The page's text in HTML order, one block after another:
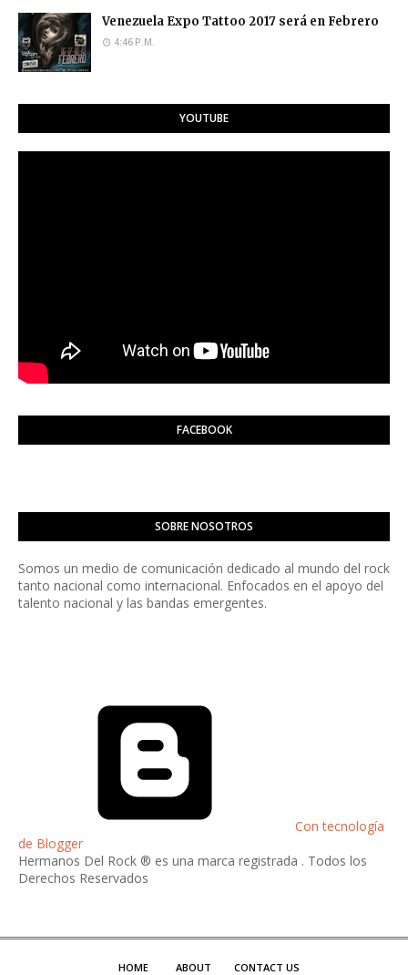
Venezuela Expo Tattoo 2017 será en Febrero
4:46 P.M.
YOUTUBE
FACEBOOK
SOBRE NOSOTROS
Somos un medio de comunicación dedicado al mundo del rock
tanto nacional como internacional. Enfocados en el apoyo del
talento nacional y las bandas emergentes.
Con tecnología
de Blogger
Hermanos Del Rock ® es una marca registrada . Todos los
Derechos Reservados
HOME ABOUT CONTACT US